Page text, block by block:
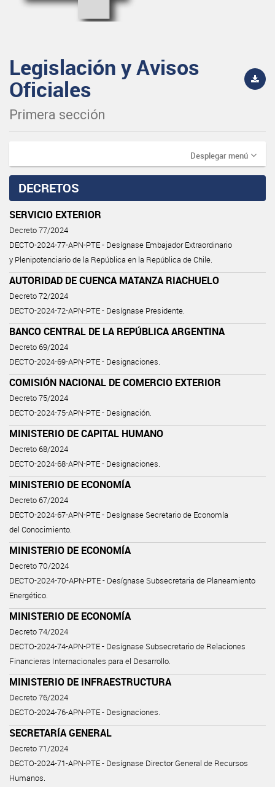
Legislación y Avisos
Oficiales
Primera sección
Desplegar menú
DECRETOS
SERVICIO EXTERIOR
Decreto 77/2024
DECTO-2024-77-APN-PTE - Desígnase Embajador Extraordinario
y Plenipotenciario de la República en la República de Chile.
AUTORIDAD DE CUENCA MATANZA RIACHUELO
Decreto 72/2024
DECTO-2024-72-APN-PTE - Desígnase Presidente.
BANCO CENTRAL DE LA REPÚBLICA ARGENTINA
Decreto 69/2024
DECTO-2024-69-APN-PTE - Designaciones.
COMISIÓN NACIONAL DE COMERCIO EXTERIOR
Decreto 75/2024
DECTO-2024-75-APN-PTE - Designación.
MINISTERIO DE CAPITAL HUMANO
Decreto 68/2024
DECTO-2024-68-APN-PTE - Designaciones.
MINISTERIO DE ECONOMÍA
Decreto 67/2024
DECTO-2024-67-APN-PTE - Desígnase Secretario de Economía
del Conocimiento.
MINISTERIO DE ECONOMÍA
Decreto 70/2024
DECTO-2024-70-APN-PTE - Desígnase Subsecretaria de Planeamiento
Energético.
MINISTERIO DE ECONOMÍA
Decreto 74/2024
DECTO-2024-74-APN-PTE - Desígnase Subsecretario de Relaciones
Financieras Internacionales para el Desarrollo.
MINISTERIO DE INFRAESTRUCTURA
Decreto 76/2024
DECTO-2024-76-APN-PTE - Designaciones.
SECRETARÍA GENERAL
Decreto 71/2024
DECTO-2024-71-APN-PTE - Desígnase Director General de Recursos
Humanos.